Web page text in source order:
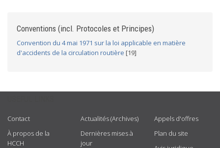
Conventions (incl. Protocoles et Principes)
Convention du 4 mai 1971 sur la loi applicable en matière
d'accidents de la circulation routière [19]
Contact
À propos de la
HCCH
Actualités (Archives)
Dernières mises à
jour
Appels d'offres
Plan du site